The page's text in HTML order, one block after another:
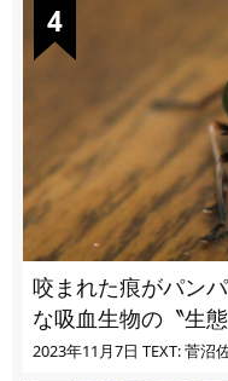
咬まれた痕がパン
な吸血生物の〝生
ユ・ヌカカ】
2023年11月7日 TEXT: 菅沼